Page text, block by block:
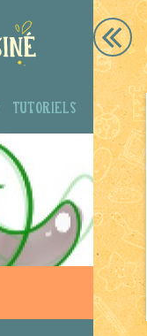
Tutoriels